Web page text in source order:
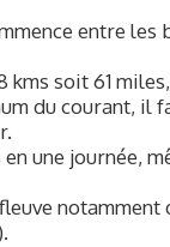
entre
kms soit 61
du courant, il
une journée,